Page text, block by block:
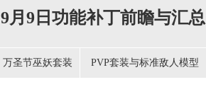
9月9日功能补丁前瞻与汇总
万圣节巫妖套装 PVP套装与标准敌人模型